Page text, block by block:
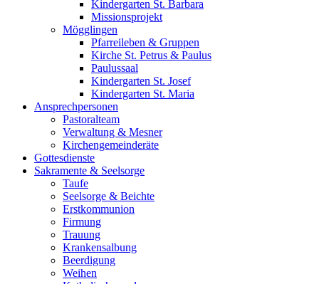
Kindergarten St. Barbara
Missionsprojekt
Mögglingen
Pfarreileben & Gruppen
Kirche St. Petrus & Paulus
Paulussaal
Kindergarten St. Josef
Kindergarten St. Maria
Ansprechpersonen
Pastoralteam
Verwaltung & Mesner
Kirchengemeinderäte
Gottesdienste
Sakramente & Seelsorge
Taufe
Seelsorge & Beichte
Erstkommunion
Firmung
Trauung
Krankensalbung
Beerdigung
Weihen